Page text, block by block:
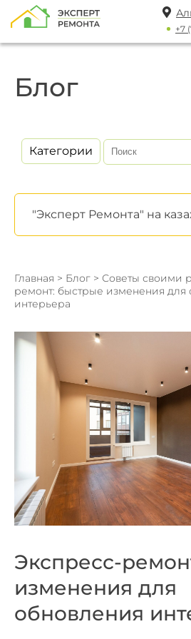
+7
Блог
Категории
"Эксперт Ремонта" на
Главная > Блог > Советы своими
ремонт: быстрые изменения для
интерьера
Экспресс-
изменения для
обновления